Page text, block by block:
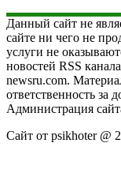
Данный сайт не
сайте ни чего не
услуги не
новостей RSS
newsru.com.
ответственность за
Администрация
Сайт от psikhoter @